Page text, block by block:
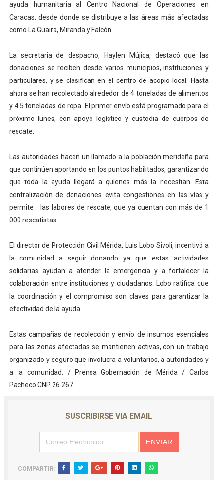
Dictan MasterClass en el marco del Encuentro LAGO
Campo Elías avanza con plan de asfaltado
Encuentro estadal fortalece la coordinación de
Gobernador Arnaldo Sánchez apadrina a más de 993
Plan Quirúrgico Regional llega a Pueblo Llano con la
ayuda humanitaria al Centro Nacional de Operaciones en
Caracas, desde donde se distribuye a las áreas más afectadas
como La Guaira, Miranda y Falcón.
La secretaria de despacho, Haylen Mújica, destacó que las
donaciones se reciben desde varios municipios, instituciones y
particulares, y se clasifican en el centro de acopio local. Hasta
ahora se han recolectado alrededor de 4 toneladas de alimentos
y 4.5 toneladas de ropa. El primer envío está programado para el
próximo lunes, con apoyo logístico y custodia de cuerpos de
rescate.
Las autoridades hacen un llamado a la población merideña para
que continúen aportando en los puntos habilitados, garantizando
que toda la ayuda llegará a quienes más la necesitan. Esta
centralización de donaciones evita congestiones en las vías y
permite las labores de rescate, que ya cuentan con más de 1
000 rescatistas.
El director de Protección Civil Mérida, Luis Lobo Sivoli, incentivó a
la comunidad a seguir donando ya que estas actividades
solidarias ayudan a atender la emergencia y a fortalecer la
colaboración entre instituciones y ciudadanos. Lobo ratifica que
la coordinación y el compromiso son claves para garantizar la
efectividad de la ayuda.
Estas campañas de recolección y envío de insumos esenciales
para las zonas afectadas se mantienen activas, con un trabajo
organizado y seguro que involucra a voluntarios, a autoridades y
a la comunidad. / Prensa Gobernación de Mérida / Carlos
Pacheco CNP 26 267
SUSCRIBIRSE VIA EMAIL
COMPARTIR: